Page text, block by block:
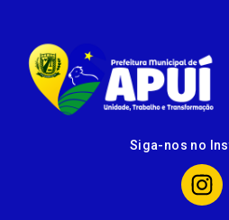
Siga-nos no